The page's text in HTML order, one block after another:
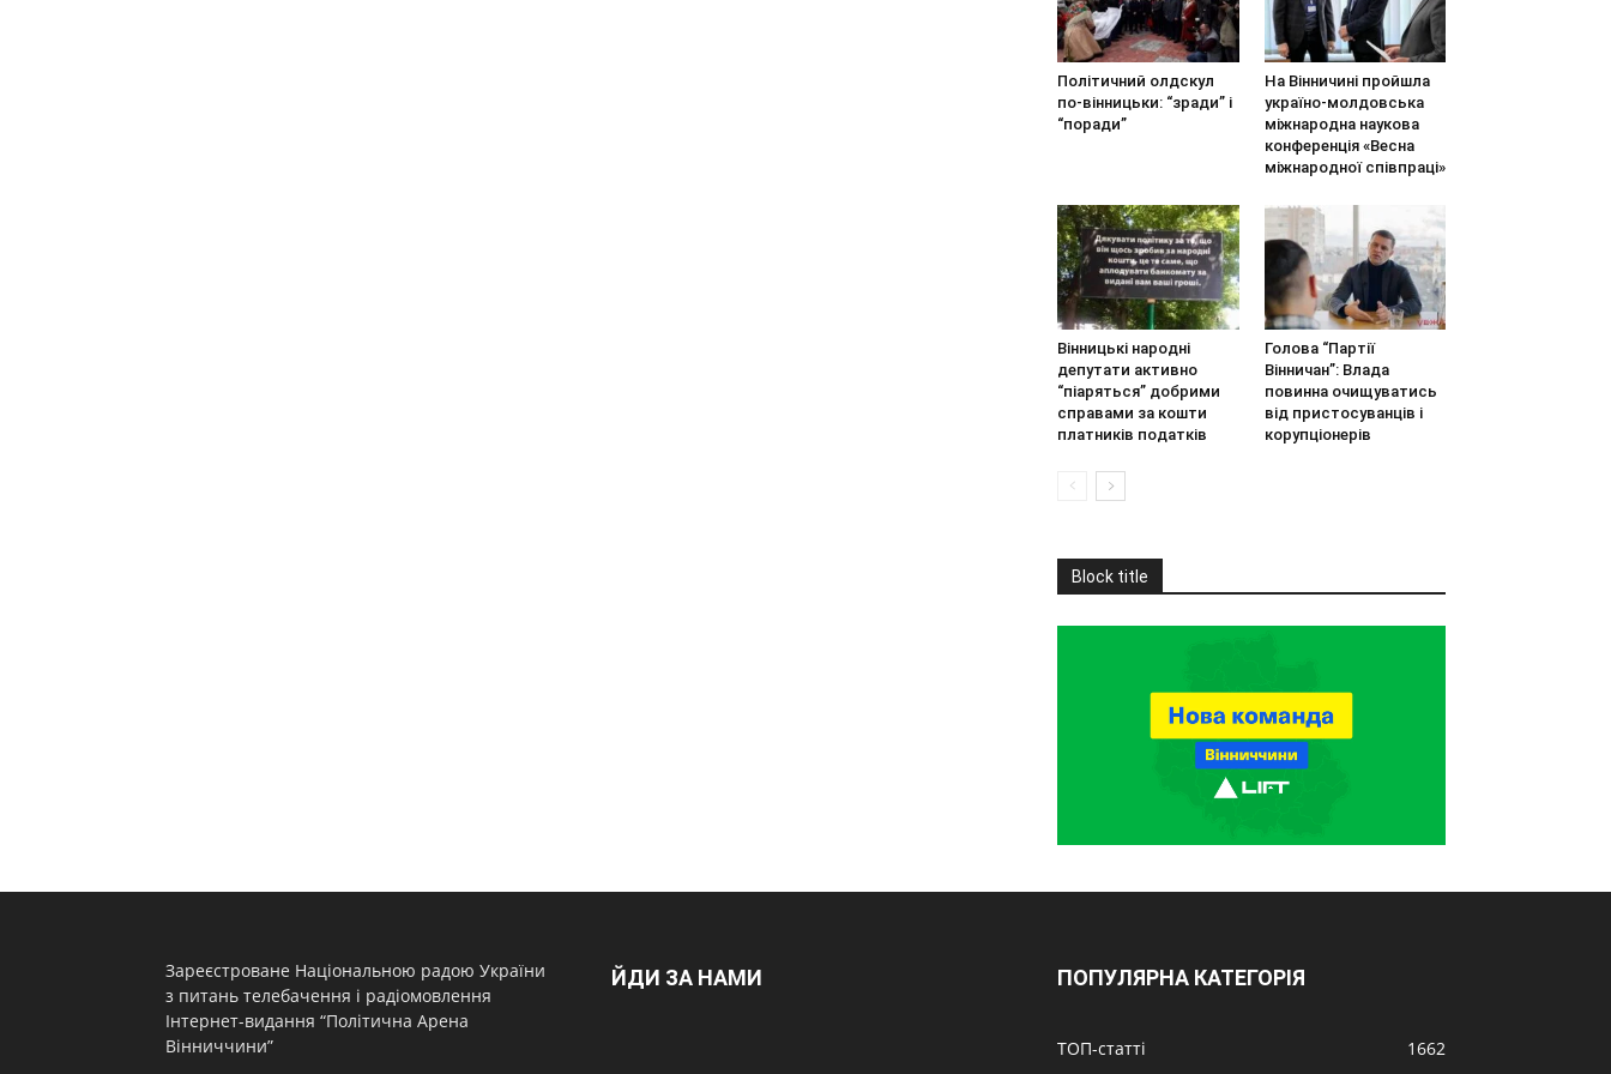
Політичний олдскул
по-вінницьки: “зради” і
“поради”
На Вінничині пройшла
україно-молдовська
міжнародна наукова
конференція «Весна
міжнародної співпраці»
Вінницькі народні
депутати активно
“піаряться” добрими
справами за кошти
платників податків
Голова “Партії
Вінничан”: Влада
повинна очищуватись
від пристосуванців і
корупціонерів
Block title
Зареєстроване Національною радою України
з питань телебачення і радіомовлення
Інтернет-видання “Політична Арена
Вінниччини”
ЙДИ ЗА НАМИ ПОПУЛЯРНА КАТЕГОРІЯ
ТОП-статті
1662